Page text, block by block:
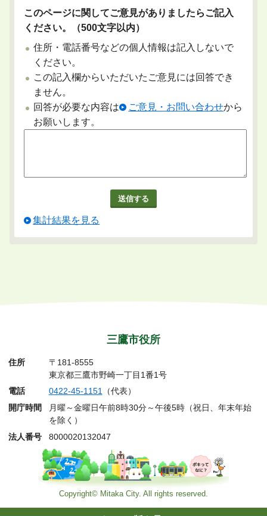
このページに関してご意見がありましたらご記入
ください。（500文字以内）
住所・電話番号などの個人情報は記入しないで
ください。
この記入欄からいただいたご意見には回答でき
ません。
回答が必要な内容は
ご意見・お問い合わせから
お願いします。
集計結果を見る
三鷹市役所
住所
〒181-8555
東京都三鷹市野崎一丁目1番1号
電話
0422-45-1151（代表）
開庁時間
月曜～金曜日午前8時30分～午後5時（祝日、年末年始
を除く）
法人番号
8000020132047
Copyright© Mitaka City. All rights reserved.